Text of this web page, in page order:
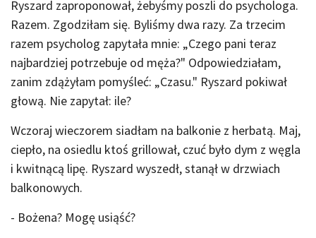
Ryszard zaproponował, żebyśmy poszli do psychologa.
Razem. Zgodziłam się. Byliśmy dwa razy. Za trzecim
razem psycholog zapytała mnie: „Czego pani teraz
najbardziej potrzebuje od męża?" Odpowiedziałam,
zanim zdążyłam pomyśleć: „Czasu." Ryszard pokiwał
głową. Nie zapytał: ile?
Wczoraj wieczorem siadłam na balkonie z herbatą. Maj,
ciepło, na osiedlu ktoś grillował, czuć było dym z węgla
i kwitnącą lipę. Ryszard wyszedł, stanął w drzwiach
balkonowych.
- Bożena? Mogę usiąść?